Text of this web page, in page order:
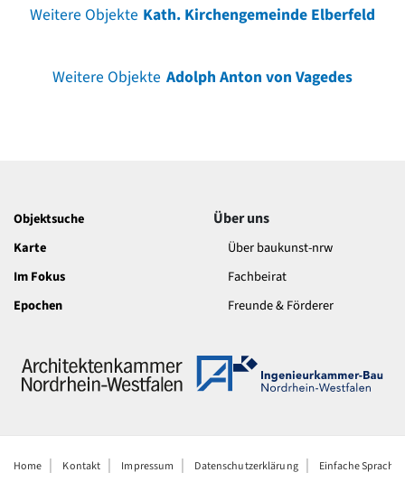
Weitere Objekte Kath. Kirchengemeinde Elberfeld
Weitere Objekte Adolph Anton von Vagedes
Objektsuche
Karte
Im Fokus
Epochen
Über uns
Über baukunst-nrw
Fachbeirat
Freunde & Förderer
Home Kontakt Impressum Datenschutzerklärung Einfache Sprache